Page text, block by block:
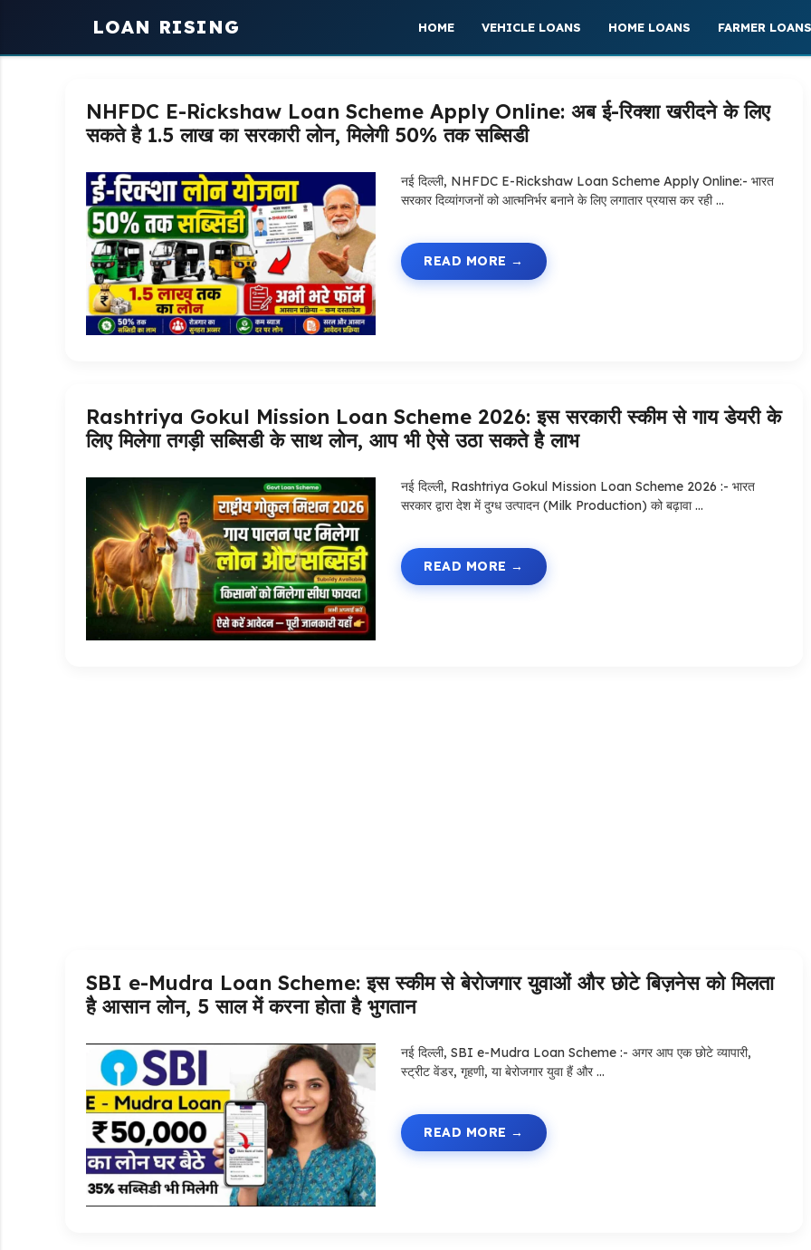
LOAN RISING HOME VEHICLE LOANS HOME LOANS FARMER LOANS
NHFDC E-Rickshaw Loan Scheme Apply Online: अब ई-रिक्शा खरीदने के लिए
सकते है 1.5 लाख का सरकारी लोन, मिलेगी 50% तक सब्सिडी
नई दिल्ली, NHFDC E-Rickshaw Loan Scheme Apply Online:- भारत
सरकार दिव्यांगजनों को आत्मनिर्भर बनाने के लिए लगातार प्रयास कर रही …
READ MORE
Rashtriya Gokul Mission Loan Scheme 2026: इस सरकारी स्कीम से गाय डेयरी के
लिए मिलेगा तगड़ी सब्सिडी के साथ लोन, आप भी ऐसे उठा सकते है लाभ
नई दिल्ली, Rashtriya Gokul Mission Loan Scheme 2026 :- भारत
सरकार द्वारा देश में दुग्ध उत्पादन (Milk Production) को बढ़ावा …
READ MORE
SBI e-Mudra Loan Scheme: इस स्कीम से बेरोजगार युवाओं और छोटे बिज़नेस को मिलता
है आसान लोन, 5 साल में करना होता है भुगतान
नई दिल्ली, SBI e-Mudra Loan Scheme :- अगर आप एक छोटे व्यापारी,
स्ट्रीट वेंडर, गृहणी, या बेरोजगार युवा हैं और …
READ MORE